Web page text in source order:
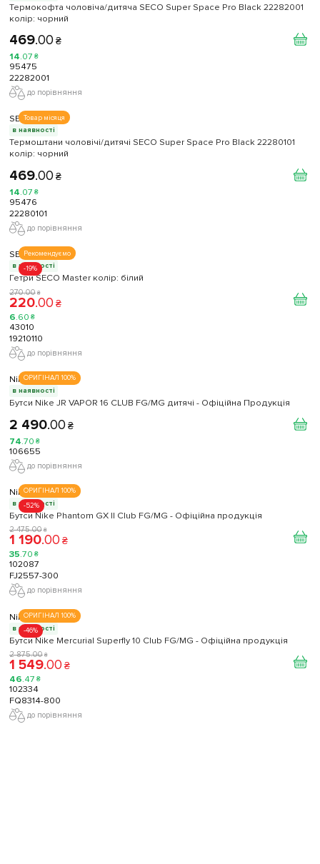
Термокофта чоловіча/дитяча SECO Super Space Pro Black 22282001
колiр: чорний
469.00 ₴
14.07 ₴
95475
22282001
до порівняння
Товар місяця
SECO
в наявності
Термоштани чоловічі/дитячі SECO Super Space Pro Black 22280101
колiр: чорний
469.00 ₴
14.07 ₴
95476
22280101
до порівняння
Рекомендуємо
-19%
SECO
в наявності
Гетри SECO Master колір: білий
270.00 ₴
220.00 ₴
6.60 ₴
43010
19210110
до порівняння
ОРИГІНАЛ 100%
Nike
в наявності
Бутси Nike JR VAPOR 16 CLUB FG/MG дитячі - Офіційна Продукція
2 490.00 ₴
74.70 ₴
106655
до порівняння
ОРИГІНАЛ 100%
-52%
Nike
в наявності
Бутси Nike Phantom GX II Club FG/MG - Офіційна продукція
2 475.00 ₴
1 190.00 ₴
35.70 ₴
102087
FJ2557-300
до порівняння
ОРИГІНАЛ 100%
-46%
Nike
в наявності
Бутси Nike Mercurial Superfly 10 Club FG/MG - Офіційна продукція
2 875.00 ₴
1 549.00 ₴
46.47 ₴
102334
FQ8314-800
до порівняння